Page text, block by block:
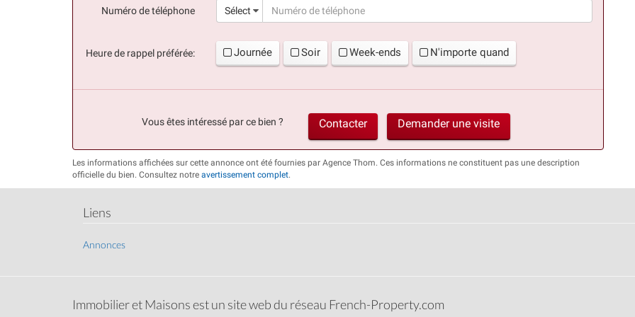
Numéro de téléphone
Sélect
Heure de rappel préférée: Journée Soir Week-ends N'importe quand
Vous êtes intéressé par ce bien ? Contacter Demander une visite
Les informations affichées sur cette annonce ont été fournies par Agence Thom. Ces informations ne constituent pas une description
officielle du bien. Consultez notre avertissement complet
Liens
Annonces
Immobilier et Maisons est un site web du réseau French-Property.com